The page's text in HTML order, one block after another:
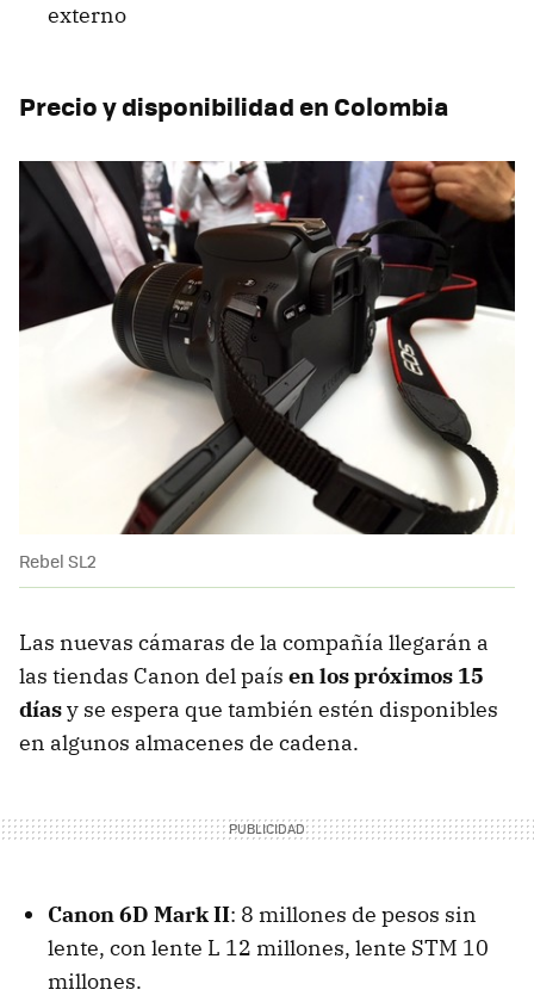
externo
Precio y disponibilidad en Colombia
Rebel SL2
Las nuevas cámaras de la compañía llegarán a
las tiendas Canon del país en los próximos 15
díasy se espera que también estén disponibles
en algunos almacenes de cadena.
Canon 6D Mark II: 8 millones de pesos sin
lente, con lente L 12 millones, lente STM 10
millones.